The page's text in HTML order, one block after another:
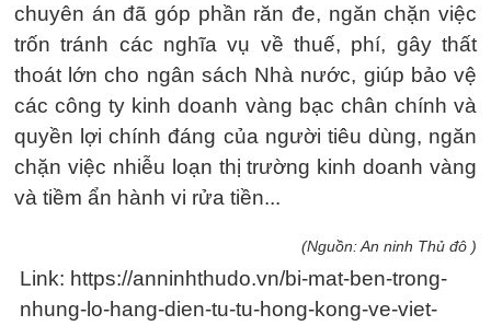
chuyên án đã góp phần răn đe, ngăn chặn việc
trốn tránh các nghĩa vụ về thuế, phí, gây thất
thoát lớn cho ngân sách Nhà nước, giúp bảo vệ
các công ty kinh doanh vàng bạc chân chính và
quyền lợi chính đáng của người tiêu dùng, ngăn
chặn việc nhiễu loạn thị trường kinh doanh vàng
và tiềm ẩn hành vi rửa tiền...
(Nguồn: An ninh Thủ đô )
Link: https://anninhthudo.vn/bi-mat-ben-trong-
nhung-lo-hang-dien-tu-tu-hong-kong-ve-viet-